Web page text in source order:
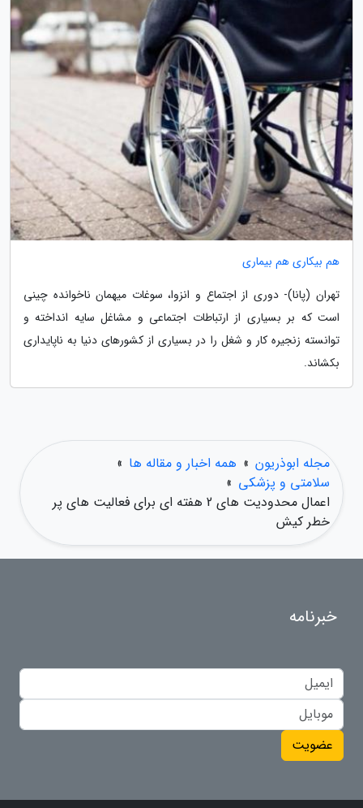
هم بیکاری هم بیماری
تهران (پانا)- دوری از اجتماع و انزوا، سوغات میهمان ناخوانده چینی
است که بر بسیاری از ارتباطات اجتماعی و مشاغل سایه انداخته و
توانسته زنجیره کار و شغل را در بسیاری از کشورهای دنیا به ناپایداری
بکشاند.
مجله ابوذریون » همه اخبار و مقاله ها »
سلامتی و پزشکی »
اعمال محدودیت های 2 هفته ای برای فعالیت های پر
خطر کیش
خبرنامه
عضویت